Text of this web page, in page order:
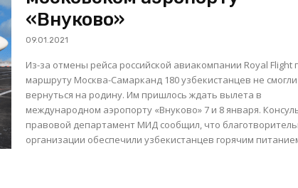
«Внуково»
09.01.2021
Из-за отмены рейса российской авиакомпании Royal Flight
маршруту Москва-Самарканд 180 узбекистанцев не смогли
вернуться на родину. Им пришлось ждать вылета в
международном аэропорту «Внуково» 7 и 8 января. Консульско-
правовой департамент МИД сообщил, что
организации обеспечили узбекистанцев горячим